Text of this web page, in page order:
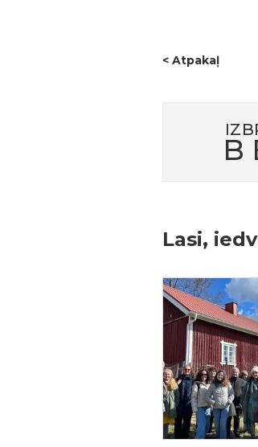
< Atpakaļ
Lasi,